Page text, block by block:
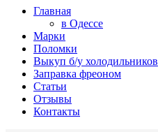
Главная
в Одессе
Марки
Поломки
Выкуп б/у холодильников
Заправка фреоном
Статьи
Отзывы
Контакты